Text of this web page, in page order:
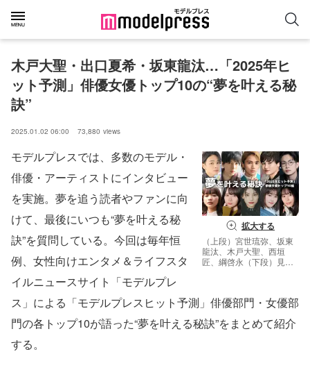
木戸大聖・出口夏希・坂東龍汰…「2025年ヒ
ット予測」俳優女優トップ10の“夢を叶える秘
訣”
2025.01.02 06:00 73,880 views
拡大する
（上段）宮世琉弥、坂東
龍汰、木戸大聖、西垣
匠、綱啓永（下段）見上
モデルプレスでは、多数のモデル・
俳優・アーティストにインタビュー
を実施。夢を追う読者やファンに向
けて、最後にいつも“夢を叶える秘
訣”を質問している。今回は毎年恒
例、女性向けエンタメ＆ライフスタ
イルニュースサイト「モデルプレ
ス」による「モデルプレスヒット予測」俳優部門・女優部
門の各トップ10が語った“夢を叶える秘訣”をまとめて紹介
する。